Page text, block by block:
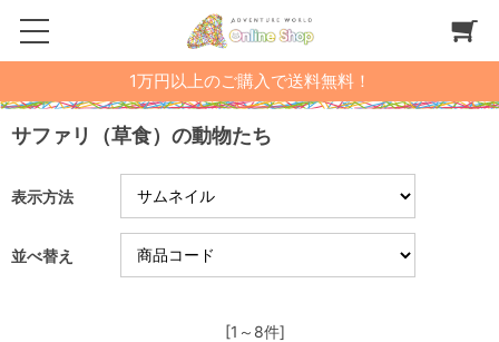
1万円以上のご購入で送料無料！
サファリ（草食）の動物たち
表示方法
並べ替え
[1～8件]